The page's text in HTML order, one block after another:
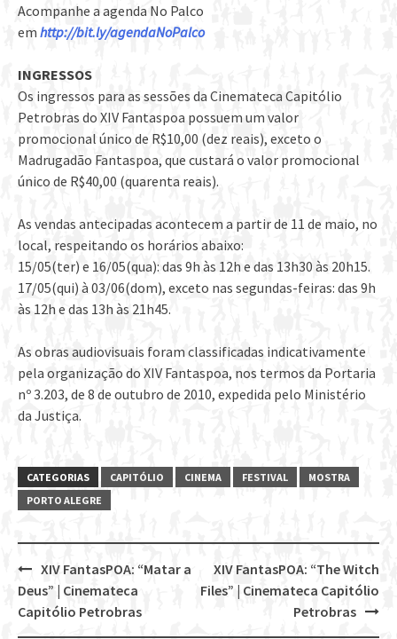
Acompanhe a agenda No Palco
em http://bit.ly/agendaNoPalco
INGRESSOS
Os ingressos para as sessões da Cinemateca Capitólio
Petrobras do XIV Fantaspoa possuem um valor
promocional único de R$10,00 (dez reais), exceto o
Madrugadão Fantaspoa, que custará o valor promocional
único de R$40,00 (quarenta reais).
As vendas antecipadas acontecem a partir de 11 de maio, no
local, respeitando os horários abaixo:
15/05(ter) e 16/05(qua): das 9h às 12h e das 13h30 às 20h15.
17/05(qui) à 03/06(dom), exceto nas segundas-feiras: das 9h
às 12h e das 13h às 21h45.
As obras audiovisuais foram classificadas indicativamente
pela organização do XIV Fantaspoa, nos termos da Portaria
nº 3.203, de 8 de outubro de 2010, expedida pelo Ministério
da Justiça.
CATEGORIAS CAPITÓLIO CINEMA FESTIVAL
MOSTRA
PORTO ALEGRE
Post
navigation
XIV FantasPOA: “The Witch
Files” | Cinemateca Capitólio
Petrobras
XIV FantasPOA: “Matar a
Deus” | Cinemateca
Capitólio Petrobras